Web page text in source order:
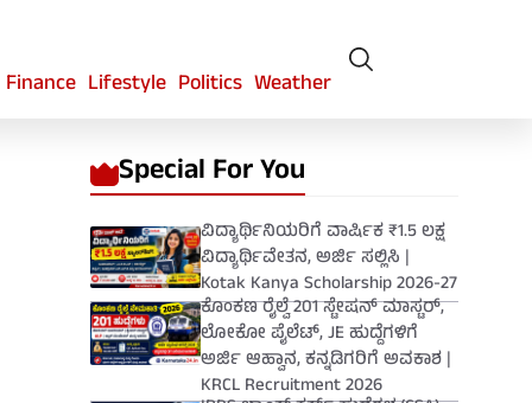
Finance Lifestyle Politics Weather
Special For You
ವಿದ್ಯಾರ್ಥಿನಿಯರಿಗೆ ವಾರ್ಷಿಕ ₹1.5 ಲಕ್ಷ
ವಿದ್ಯಾರ್ಥಿವೇತನ, ಅರ್ಜಿ ಸಲ್ಲಿಸಿ |
Kotak Kanya Scholarship 2026-27
ಕೊಂಕಣ ರೈಲ್ವೆ 201 ಸ್ಟೇಷನ್ ಮಾಸ್ಟರ್,
ಲೋಕೋ ಪೈಲೆಟ್, JE ಹುದ್ದೆಗಳಿಗೆ
ಅರ್ಜಿ ಆಹ್ವಾನ, ಕನ್ನಡಿಗರಿಗೆ ಅವಕಾಶ |
KRCL Recruitment 2026